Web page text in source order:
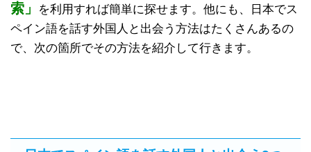
索」
を利用すれば簡単に探せます。他にも、日本でス
ペイン語を話す外国人と出会う方法はたくさんあるの
で、次の箇所でその方法を紹介して行きます。